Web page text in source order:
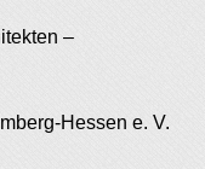
–
Hessen e. V.